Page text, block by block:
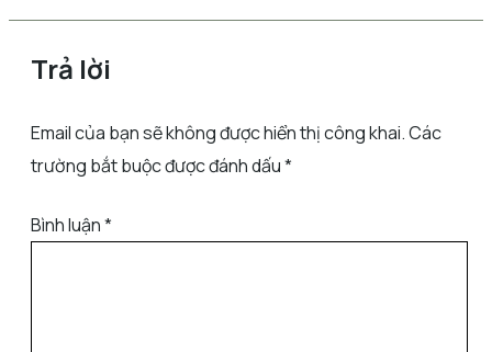
Trả lời
Email của bạn sẽ không được hiển thị công khai.Các
trường bắt buộc được đánh dấu*
Bình luận*